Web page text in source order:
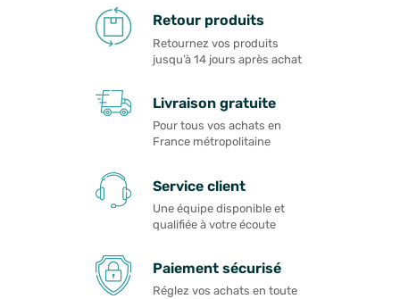
Retour produits
Retournez vos produits
jusqu’à 14 jours après achat
Livraison gratuite
Pour tous vos achats en
France métropolitaine
Service client
Une équipe disponible et
qualifiée à votre écoute
Paiement sécurisé
Réglez vos achats en toute